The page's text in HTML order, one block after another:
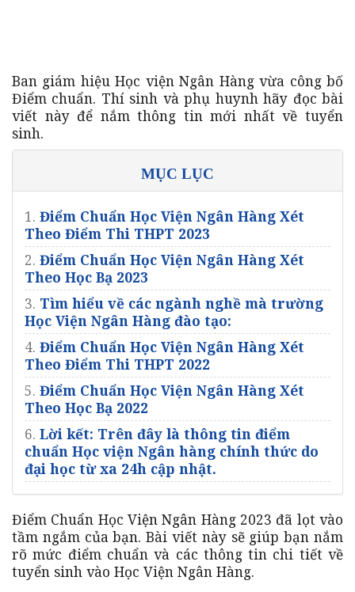
Ban giám hiệu Học viện Ngân Hàng vừa công bố
Điểm chuẩn. Thí sinh và phụ huynh hãy đọc bài
viết này để nắm thông tin mới nhất về tuyển
sinh.
MỤC LỤC
1. Điểm Chuẩn Học Viện Ngân Hàng Xét
Theo Điểm Thi THPT 2023
2. Điểm Chuẩn Học Viện Ngân Hàng Xét
Theo Học Bạ 2023
3. Tìm hiểu về các ngành nghề mà trường
Học Viện Ngân Hàng đào tạo:
4. Điểm Chuẩn Học Viện Ngân Hàng Xét
Theo Điểm Thi THPT 2022
5. Điểm Chuẩn Học Viện Ngân Hàng Xét
Theo Học Bạ 2022
6. Lời kết: Trên đây là thông tin điểm
chuẩn Học viện Ngân hàng chính thức do
đại học từ xa 24h cập nhật.
Điểm Chuẩn Học Viện Ngân Hàng 2023 đã lọt vào
tầm ngắm của bạn. Bài viết này sẽ giúp bạn nắm
rõ mức điểm chuẩn và các thông tin chi tiết về
tuyển sinh vào Học Viện Ngân Hàng.